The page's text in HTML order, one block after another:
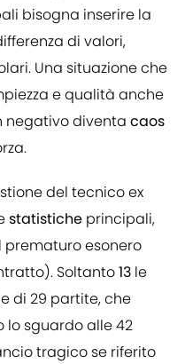
bisogna inserire la
di valori,
Una situazione che
e qualità anche
negativo diventa caos
del tecnico ex
statistiche principali,
esonero
Soltanto13 le
di 29 partite, che
lo sguardo alle 42
tragico se riferito